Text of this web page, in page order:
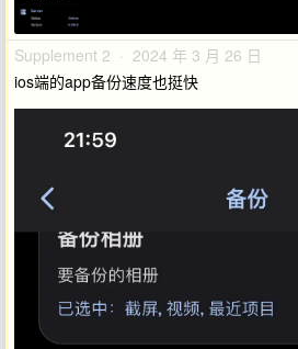
Supplement 2 · 2024 年 3 月 26 日
ios端的app备份速度也挺快